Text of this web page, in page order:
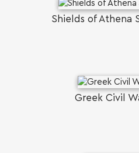
Shields of Athena
Greek Civil